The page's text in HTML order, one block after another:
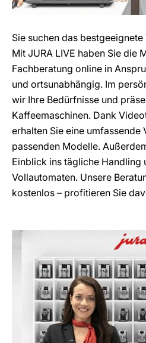
Sie suchen das
Mit JURA LIVE haben Sie die
Fachberatung online in
und ortsunabhängig. Im
wir Ihre Bedürfnisse und
Kaffeemaschinen. Dank
erhalten Sie eine umfassende
passenden Modelle.
Einblick ins tägliche Handling
Vollautomaten. Unsere
kostenlos – profitieren Sie